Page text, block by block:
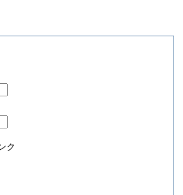
ク